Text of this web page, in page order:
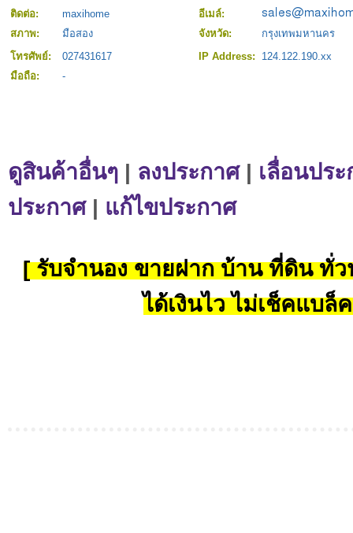
ติดต่อ:
maxihome
อีเมล์:
สภาพ:
มือสอง จังหวัด:
กรุงเทพมหานคร
โทรศัพย์:
027431617 IP Address:
124.122.190.xx
มือถือ:
-
ดูสินค้าอื่นๆ | ลงประกาศ| เลื่อนปร
ประกาศ| แก้ไขประกาศ
[ รับจำนอง ขายฝาก บ้าน ที่ดิน ทั่ว
ได้เงินไว ไม่เช็คแบล็